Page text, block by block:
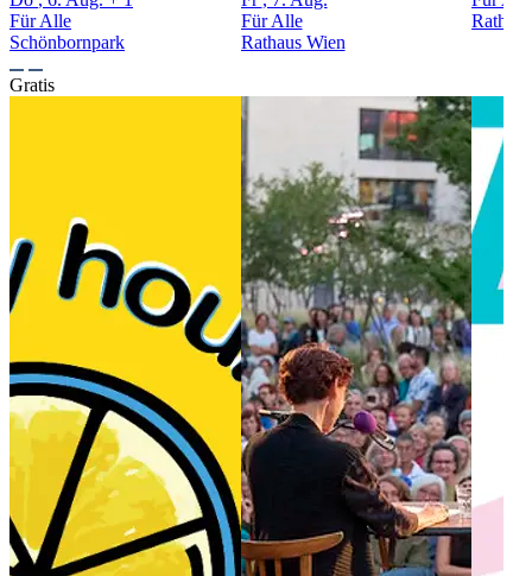
Für Alle
Schönbornpark
Für Alle
Rathaus Wien
Gratis